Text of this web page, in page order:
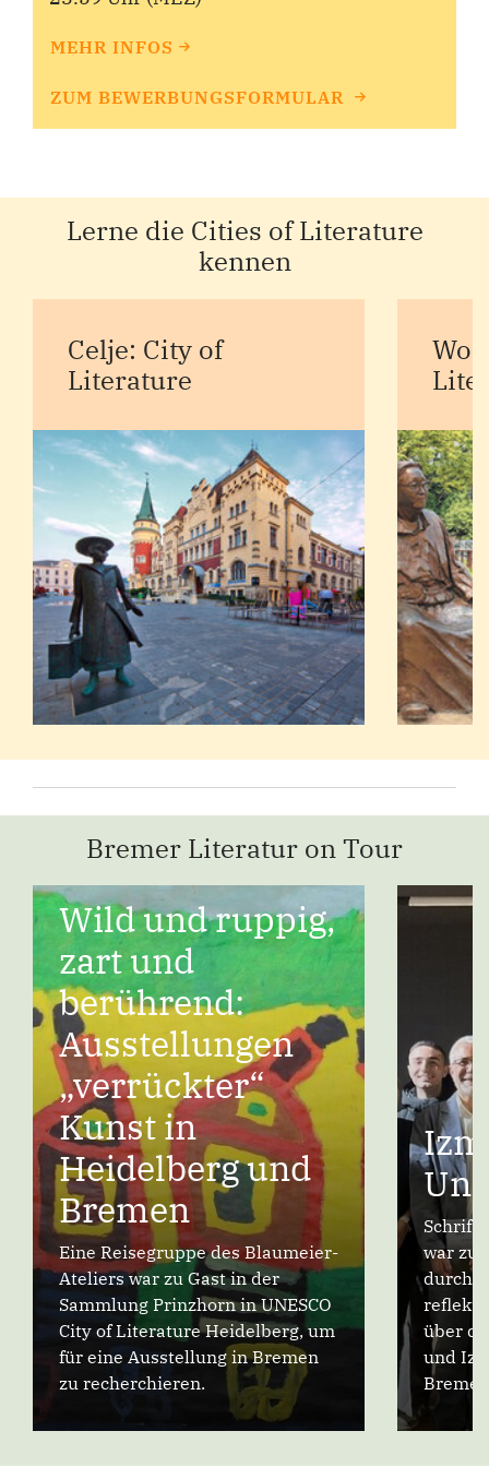
MEHR INFOS
ZUM BEWERBUNGSFORMULAR
Lerne die Cities of Literature
kennen
Celje: City of
Literature
Bremer Literatur on Tour
Wild und ruppig,
zart und
berührend:
Ausstellungen
„verrückter“
Kunst in
Heidelberg und
Bremen
Eine Reisegruppe des Blaumeier-
Ateliers war zu Gast in der
Sammlung Prinzhorn in UNESCO
City of Literature Heidelberg, um
für eine Ausstellung in Bremen
zu recherchieren.
war zu
durch
über
und